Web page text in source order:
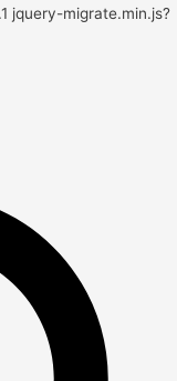
jquery-migrate.min.js?